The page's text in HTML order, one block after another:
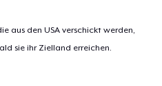
aus den USA verschickt werden,
sie ihr Zielland erreichen.